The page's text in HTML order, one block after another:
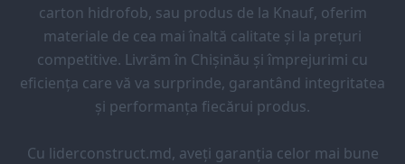
carton hidrofob, sau produs de la Knauf, oferim
materiale de cea mai înaltă calitate și la prețuri
competitive. Livrăm în Chișinău și împrejurimi cu
eficiența care vă va surprinde, garantând integritatea
și performanța fiecărui produs.
Cu liderconstruct.md, aveți garanția celor mai bune